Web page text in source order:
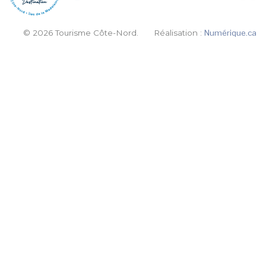
© 2026 Tourisme Côte-Nord. Réalisation :Numérique.ca